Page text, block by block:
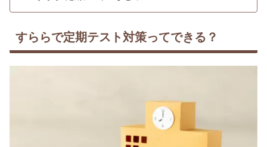
すららで定期テスト対策ってできる？